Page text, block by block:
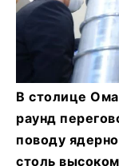
В столице
раунд
поводу
столь